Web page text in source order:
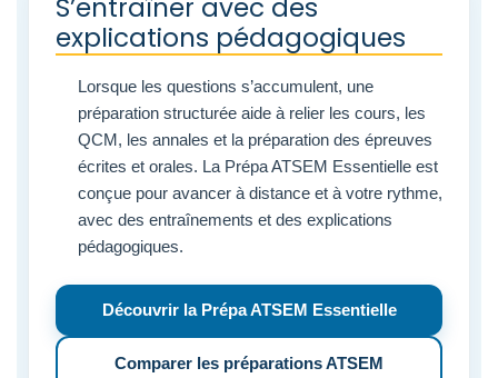
S’entraîner avec des
explications pédagogiques
Lorsque les questions s’accumulent, une
préparation structurée aide à relier les cours, les
QCM, les annales et la préparation des épreuves
écrites et orales. La Prépa ATSEM Essentielle est
conçue pour avancer à distance et à votre rythme,
avec des entraînements et des explications
pédagogiques.
Découvrir la Prépa ATSEM Essentielle
Comparer les préparations ATSEM